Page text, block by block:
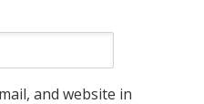
and website in